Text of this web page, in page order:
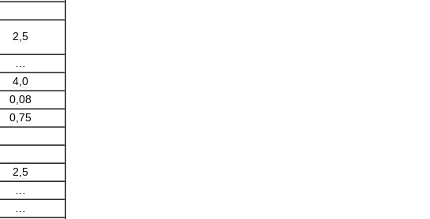
2,5
…
4,0
0,08
0,75
2,5
…
…